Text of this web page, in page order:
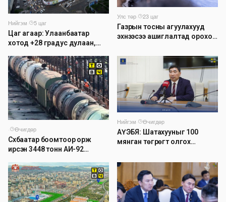
Нийгэм·
5 цаг
Цаг агаар: Улаанбаатар
хотод +28 градус дулаан,
бороо орно
Улс төр·
23 цаг
Газрын тосны агуулахууд
эхнээсээ ашиглалтад ороход
·
Өчигдөр
Сүхбаатар боомтоор орж
ирсэн 3448 тонн АИ-92
буулгах ажлыг зохион
байгуулж байна
Нийгэм·
Өчигдөр
АҮЭБЯ: Шатахууныг 100
мянган төгрөгт олгох